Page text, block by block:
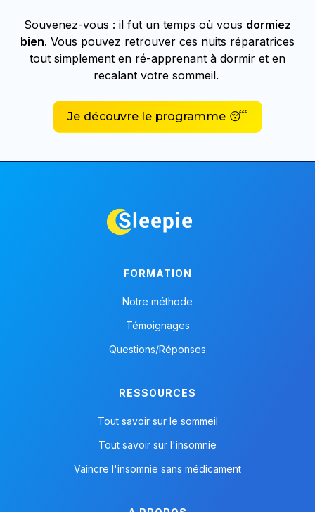
Souvenez-vous : il fut un temps où vous dormiez
bien. Vous pouvez retrouver ces nuits réparatrices
tout simplement en ré-apprenant à dormir et en
recalant votre sommeil.
Je découvre le programme 😴
FORMATION
Notre méthode
Témoignages
Questions/Réponses
RESSOURCES
Tout savoir sur le sommeil
Tout savoir sur l'insomnie
Vaincre l'insomnie sans médicament